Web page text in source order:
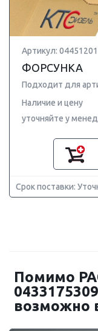
Артикул:
ФОРСУНКА
Подходит для
Наличие и цену
уточняйте у
Срок поставки:
Помимо
возможно